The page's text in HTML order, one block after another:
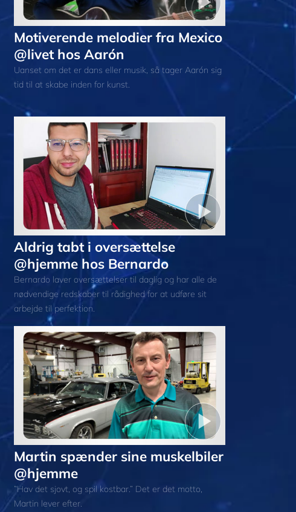
Motiverende melodier fra Mexico
@livet hos Aarón
Uanset om det er dans eller musik, så tager Aarón sig
tid til at skabe inden for kunst.
Aldrig tabt i oversættelse
@hjemme hos Bernardo
Bernardo laver oversættelser til daglig og har alle de
nødvendige redskaber til rådighed for at udføre sit
arbejde til perfektion.
Martin spænder sine muskelbiler
@hjemme
”Hav det sjovt, og spil kostbar.” Det er det motto,
Martin lever efter.